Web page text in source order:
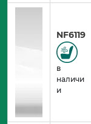
NF6119
в
наличи
и